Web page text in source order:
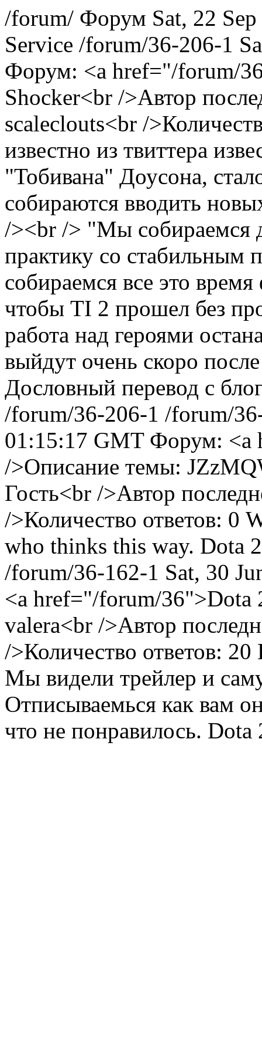
/forum/ Форум Sat, 22
Service /forum/36-206-1
Форум: <a href="/forum/
Shocker<br />Автор
scaleclouts<br /
известно из твиттера
"Тобивана" Доусона,
собираются вводить
/><br /> "Мы собираемся
практику со стабильным
собираемся все это
чтобы TI 2 прошел без
работа над героями
выйдут очень скоро
Дословный перевод с
/forum/36-206-1 /forum/
01:15:17 GMT Форум: <a
/>Описание темы:
Гость<br />Автор
/>Количество ответов: 0
who thinks this way. Dota 2
/forum/36-162-1 Sat, 30
<a href="/forum/36">Dota
valera<br />Автор
/>Количество ответов: 20
Мы видели трейлер и
Отписываемься как вам
что не понравилось. Dota